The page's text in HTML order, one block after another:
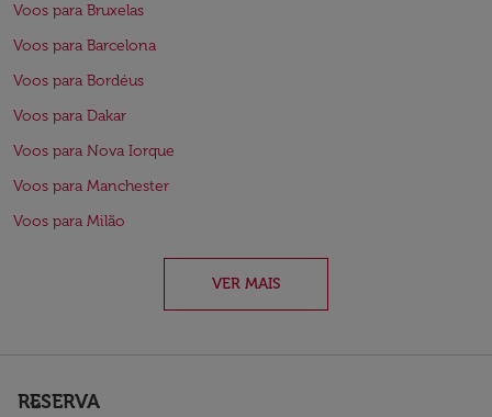
Voos para Bruxelas
Voos para Barcelona
Voos para Bordéus
Voos para Dakar
Voos para Nova Iorque
Voos para Manchester
Voos para Milão
VER MAIS
RESERVA
keyboard_arrow_down